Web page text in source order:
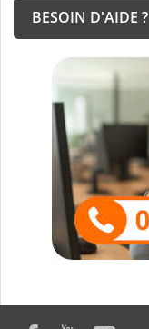
BESOIN D'AIDE ?